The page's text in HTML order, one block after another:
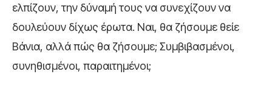
ελπίζουν, την δύναμή τους να συνεχίζουν να
δουλεύουν δίχως έρωτα. Ναι, θα ζήσουμε θείε
Βάνια, αλλά πώς θα ζήσουμε; Συμβιβασμένοι,
συνηθισμένοι, παραιτημένοι;